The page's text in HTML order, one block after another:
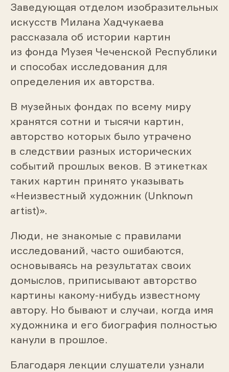
Заведующая отделом изобразительных
искусств Милана Хадчукаева
рассказала об истории картин
из фонда Музея Чеченской Республики
и способах исследования для
определения их авторства.
В музейных фондах по всему миру
хранятся сотни и тысячи картин,
авторство которых было утрачено
в следствии разных исторических
событий прошлых веков. В этикетках
таких картин принято указывать
«Неизвестный художник (Unknown
artist)».
Люди, не знакомые с правилами
исследований, часто ошибаются,
основываясь на результатах своих
домыслов, приписывают авторство
картины какому-нибудь известному
автору. Но бывают и случаи, когда имя
художника и его биография полностью
канули в прошлое.
Благодаря лекции слушатели узнали